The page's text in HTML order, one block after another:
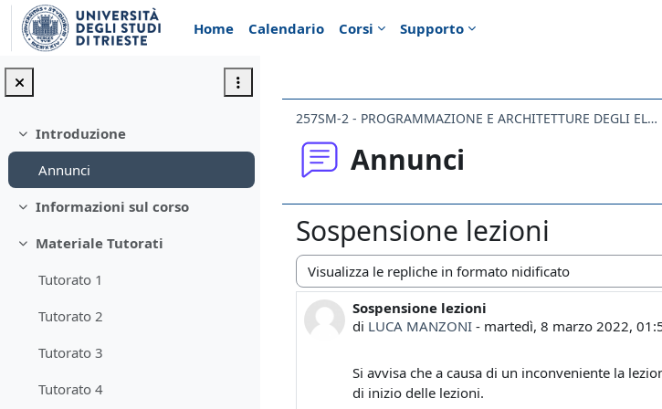
Vai al contenuto principale
Home
Calendario Corsi Supporto
Minimizza
Introduzione
Annunci
Minimizza
Informazioni sul corso
Minimizza
Materiale Tutorati
Tutorato 1
Tutorato 2
Tutorato 3
Tutorato 4
257SM-2 - PROGRAMMAZIONE E ARCHITETTURE DEGLI ELABORATORI - mod. B 2021
Annunci
Sospensione lezioni
Modalità visualizzazione
Sospensione lezioni
di LUCA MANZONI - martedì, 8 marzo 2022,
Numero di risposte: 0
Si avvisa che a causa di un inconveniente la
di inizio delle lezioni.